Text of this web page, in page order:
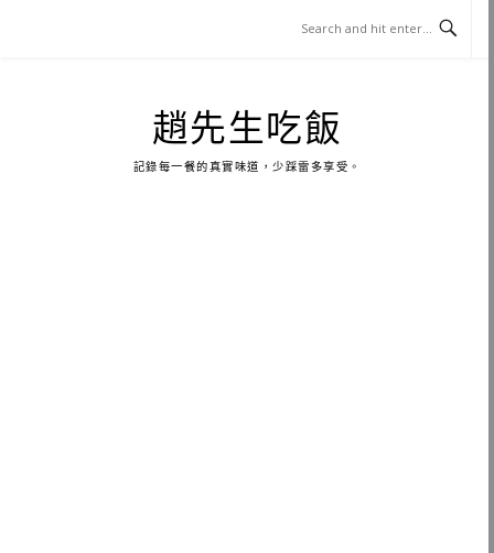
趙先生吃飯
記錄每一餐的真實味道，少踩雷多享受。